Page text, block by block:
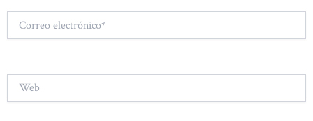
electrónico*
Web